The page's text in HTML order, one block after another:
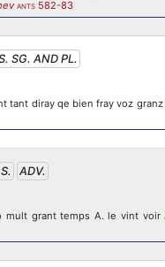
ANTS 582-83
SG. AND PL.
tant diray qe bien fray voz granz
S.
ADV.
mult grant temps A. le vint voir